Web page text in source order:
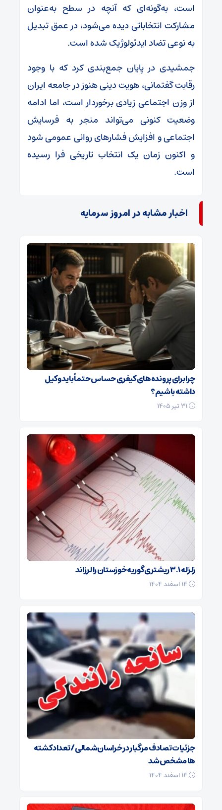
است، به‌گونه‌ای که آنچه در سطح به‌عنوان
مشارکت انتخاباتی دیده می‌شود، در عمق تبدیل
به نوعی تضاد ایدئولوژیک شده است.
جمشیدی در پایان جمع‌بندی کرد که با وجود
رقابت گفتمانی، هویت دینی هنوز در جامعه ایران
از وزن اجتماعی زیادی برخوردار است، اما ادامه
وضعیت کنونی می‌تواند منجر به فرسایش
اجتماعی و افزایش فشارهای روانی عمومی شود
و اکنون زمان یک انتخاب تاریخی فرا رسیده
است.
اخبار مشابه در امروز سرمایه
چرا برای پرونده‌های کیفری حساس حتماً باید وکیل
داشته باشیم؟
زلزله ۳.۱ ریشتری گوریه خوزستان را لرزاند
جزئیات تصادف مرگبار در خراسان‌شمالی/ تعداد کشته
ها مشخص شد